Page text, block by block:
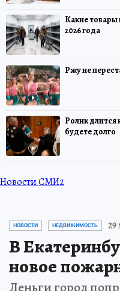
Какие товары
2026 года
Ржу не
Ролик длится
будете долго
Новости СМИ2
НОВОСТИ НЕДВИЖИМОСТЬ 29
В
новое